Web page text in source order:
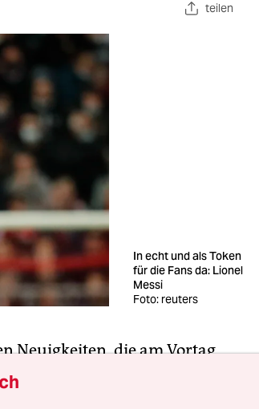
teilen
In echt und als Token
für die Fans da: Lionel
Messi
Foto: reuters
Neuigkeiten, die am Vortag
Griezmann verlässt den FC
Der Kurs für einen Fan-